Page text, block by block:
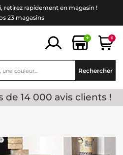
retirez rapidement en magasin !
23 magasins
+ 0
Rechercher
de 14 000 avis clients !